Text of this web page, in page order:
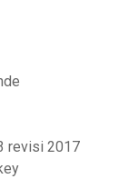
revisi 2017